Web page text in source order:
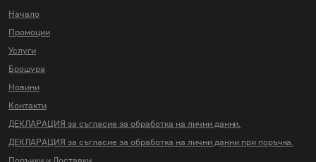
Начало
Промоции
Услуги
Брошура
Новини
Контакти
ДЕКЛАРАЦИЯ за съгласие за обработка на лични данни.
ДЕКЛАРАЦИЯ за съгласие за обработка на лични данни при поръчка.